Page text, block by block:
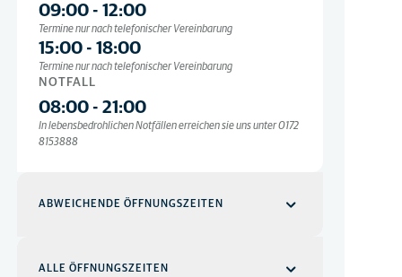
09:00- 12:00
Termine nur nach telefonischer Vereinbarung
15:00- 18:00
Termine nur nach telefonischer Vereinbarung
NOTFALL
08:00- 21:00
In lebensbedrohlichen Notfällen erreichen sie uns unter 0172
8153888
ABWEICHENDE ÖFFNUNGSZEITEN
24 Dez
ALLE ÖFFNUNGSZEITEN